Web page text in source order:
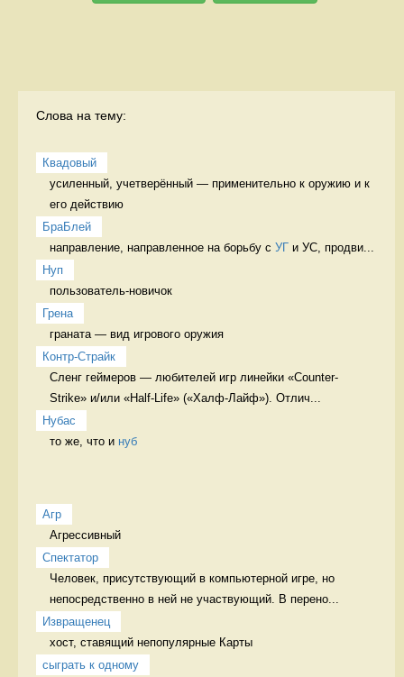
Слова на тему:
Квадовый
усиленный, учетверённый — применительно к оружию и к
его действию
БраБлей
направление, направленное на борьбу с УГ и УС, продви...
Нуп
пользователь-новичок
Грена
граната — вид игрового оружия
Контр-Страйк
Сленг геймеров — любителей игр линейки «Counter-
Strike» и/или «Half-Life» («Халф-Лайф»). Отлич...
Нубас
то же, что и нуб
Агр
Агрессивный
Спектатор
Человек, присутствующий в компьютерной игре, но
непосредственно в ней не участвующий. В перено...
Извращенец
хост, ставящий непопулярные Карты
сыграть к одному